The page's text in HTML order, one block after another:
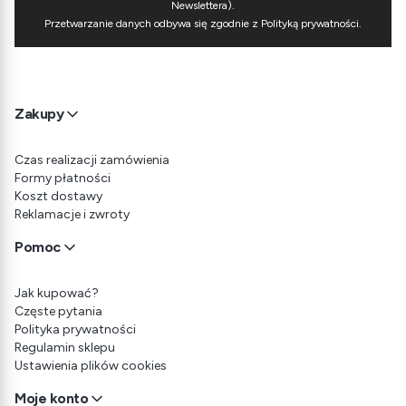
Newslettera).
Przetwarzanie danych odbywa się zgodnie z Polityką prywatności.
Linki w stopce
Zakupy
Czas realizacji zamówienia
Formy płatności
Koszt dostawy
Reklamacje i zwroty
Pomoc
Jak kupować?
Częste pytania
Polityka prywatności
Regulamin sklepu
Ustawienia plików cookies
Moje konto